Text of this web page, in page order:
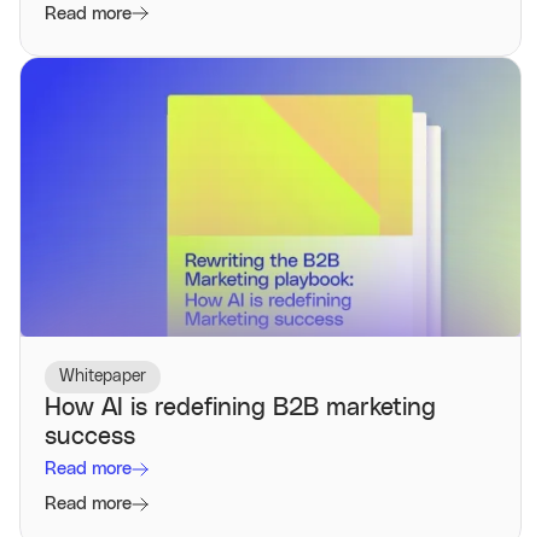
Read more
Whitepaper
How AI is redefining B2B marketing
success
Read more
Read more